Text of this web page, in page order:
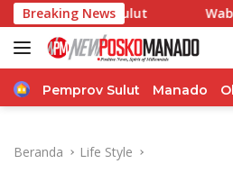
Langsung
ke
konten
Breaking News
Sulut Wabup Theodorus
Home
Pemprov Sulut Manado
Beranda Life Style